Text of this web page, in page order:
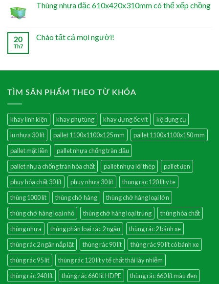
Thùng nhựa đặc 610x420x310mm có thể xếp chồng
20
Th7
Chào tất cả mọi người!
TÌM SẢN PHẨM THEO TỪ KHÓA
khay linh kiện khay phụ tùng khay đựng ốc vít
kệ dụng cụ
lu nhựa 30 lít
pallet 1100x1100x125 mm
pallet 1100x1100x150 mm
pallet mặt liền
pallet nhựa chống tràn dầu
pallet nhựa chống tràn hóa chất
pallet nhựa lõi thép
pallet đen
phuy hóa chất 30 lít
phuy nhựa 30 lít
thung rac 120 lit y te
thùng 1000 lít
thùng chở hàng
thùng chở hàng loại lớn
thùng chở hàng loại nhỏ
thùng chở hàng loại trung
thùng hóa chất
thùng nhựa
thùng phân loai rác 2 ngăn
thùng rác 2 bánh xe
thùng rác 2 ngăn nắp lật
thùng rác 90 lít
thùng rác 90 lít có bánh xe
thùng rác 95 lít
thùng rác 120 lít y tế chất thải lây nhiễm
thùng rác 240 lít
thùng rác 660 lít HDPE
thùng rác 660 lít màu đen